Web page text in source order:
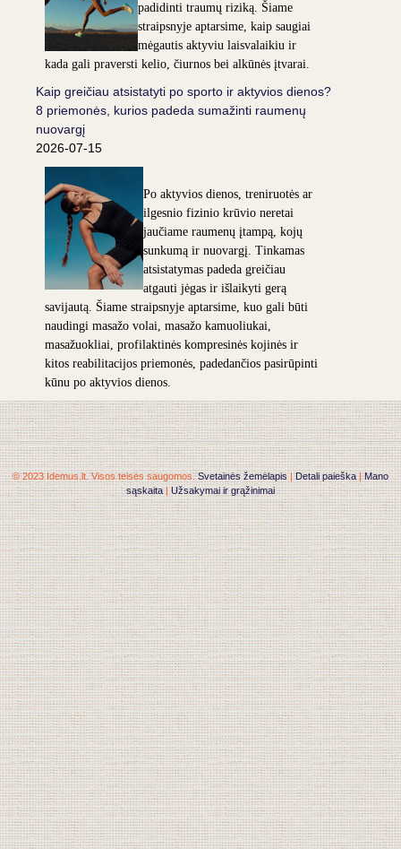
padidinti traumų riziką. Šiame
straipsnyje aptarsime, kaip saugiai
mėgautis aktyviu laisvalaikiu ir
kada gali praversti kelio, čiurnos bei alkūnės įtvarai.
Kaip greičiau atsistatyti po sporto ir aktyvios dienos?
8 priemonės, kurios padeda sumažinti raumenų
nuovargį
2026-07-15
Po aktyvios dienos, treniruotės ar
ilgesnio fizinio krūvio neretai
jaučiame raumenų įtampą, kojų
sunkumą ir nuovargį. Tinkamas
atsistatymas padeda greičiau
atgauti jėgas ir išlaikyti gerą
savijautą. Šiame straipsnyje aptarsime, kuo gali būti
naudingi masažo volai, masažo kamuoliukai,
masažuokliai, profilaktinės kompresinės kojinės ir
kitos reabilitacijos priemonės, padedančios pasirūpinti
kūnu po aktyvios dienos.
© 2023 Idemus.lt. Visos teisės saugomos.Svetainės žemėlapis|Detali paieška|Mano
sąskaita|Užsakymai ir grąžinimai